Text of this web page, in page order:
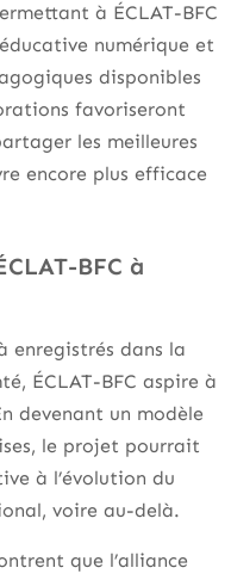
à ÉCLAT-BFC
numérique et
disponibles
favoriseront
les meilleures
encore plus efficace
BFC à
enregistrés dans la
ÉCLAT-BFC aspire à
devenant un modèle
le projet pourrait
à l’évolution du
voire au-delà.
que l’alliance